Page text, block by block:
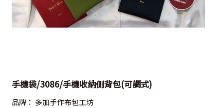
手機袋/3086/手機收納側背包(可調式)
品牌： 多加手作布包工坊